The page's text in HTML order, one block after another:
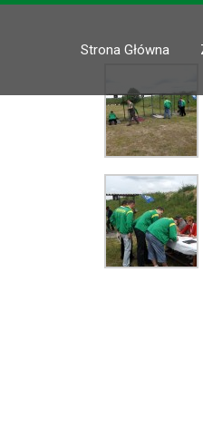
Strona Główna